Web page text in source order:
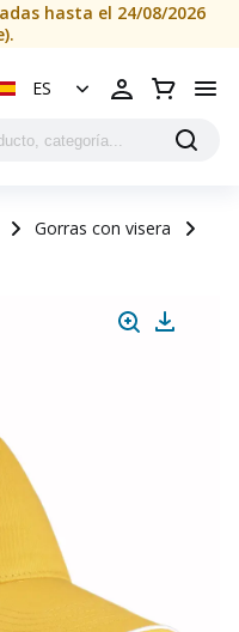
hasta el 24/08/2026
ES
Gorras con visera